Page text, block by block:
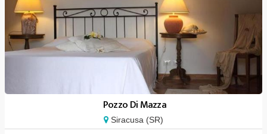
Pozzo Di Mazza
Siracusa (SR)